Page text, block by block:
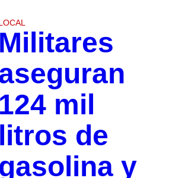
Militares
124 mil
litros de
gasolina y